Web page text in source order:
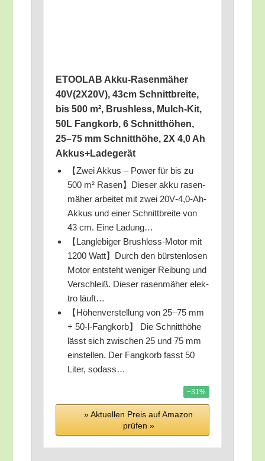
ETOOLAB Akku-Rasen­mä­her
40V(2X20V), 43cm Schnitt­brei­te,
bis 500 m², Brushl­ess, Mulch-Kit,
50L Fang­korb, 6 Schnitt­hö­hen,
25–75 mm Schnitt­hö­he, 2X 4,0 Ah
Akkus+Ladegerät
【Zwei Akkus – Power für bis zu
500 m² Rasen】Dieser akku rasen­
mä­her arbei­tet mit zwei 20V‑4,0‑Ah-
Akkus und einer Schnitt­brei­te von
43 cm. Eine Ladung…
【Lang­le­bi­ger Brushl­ess-Motor mit
1200 Watt】Durch den bürs­ten­lo­sen
Motor ent­steht weni­ger Rei­bung und
Ver­schleiß. Die­ser rasen­mä­her elek­
tro läuft…
【Höhen­ver­stel­lung von 25–75 mm
+ 50-l-Fang­korb】 Die Schnitt­hö­he
lässt sich zwi­schen 25 und 75 mm
ein­stel­len. Der Fang­korb fasst 50
Liter, sodass…
−31%
» Aktu­el­len Preis auf Ama­zon
prü­fen »